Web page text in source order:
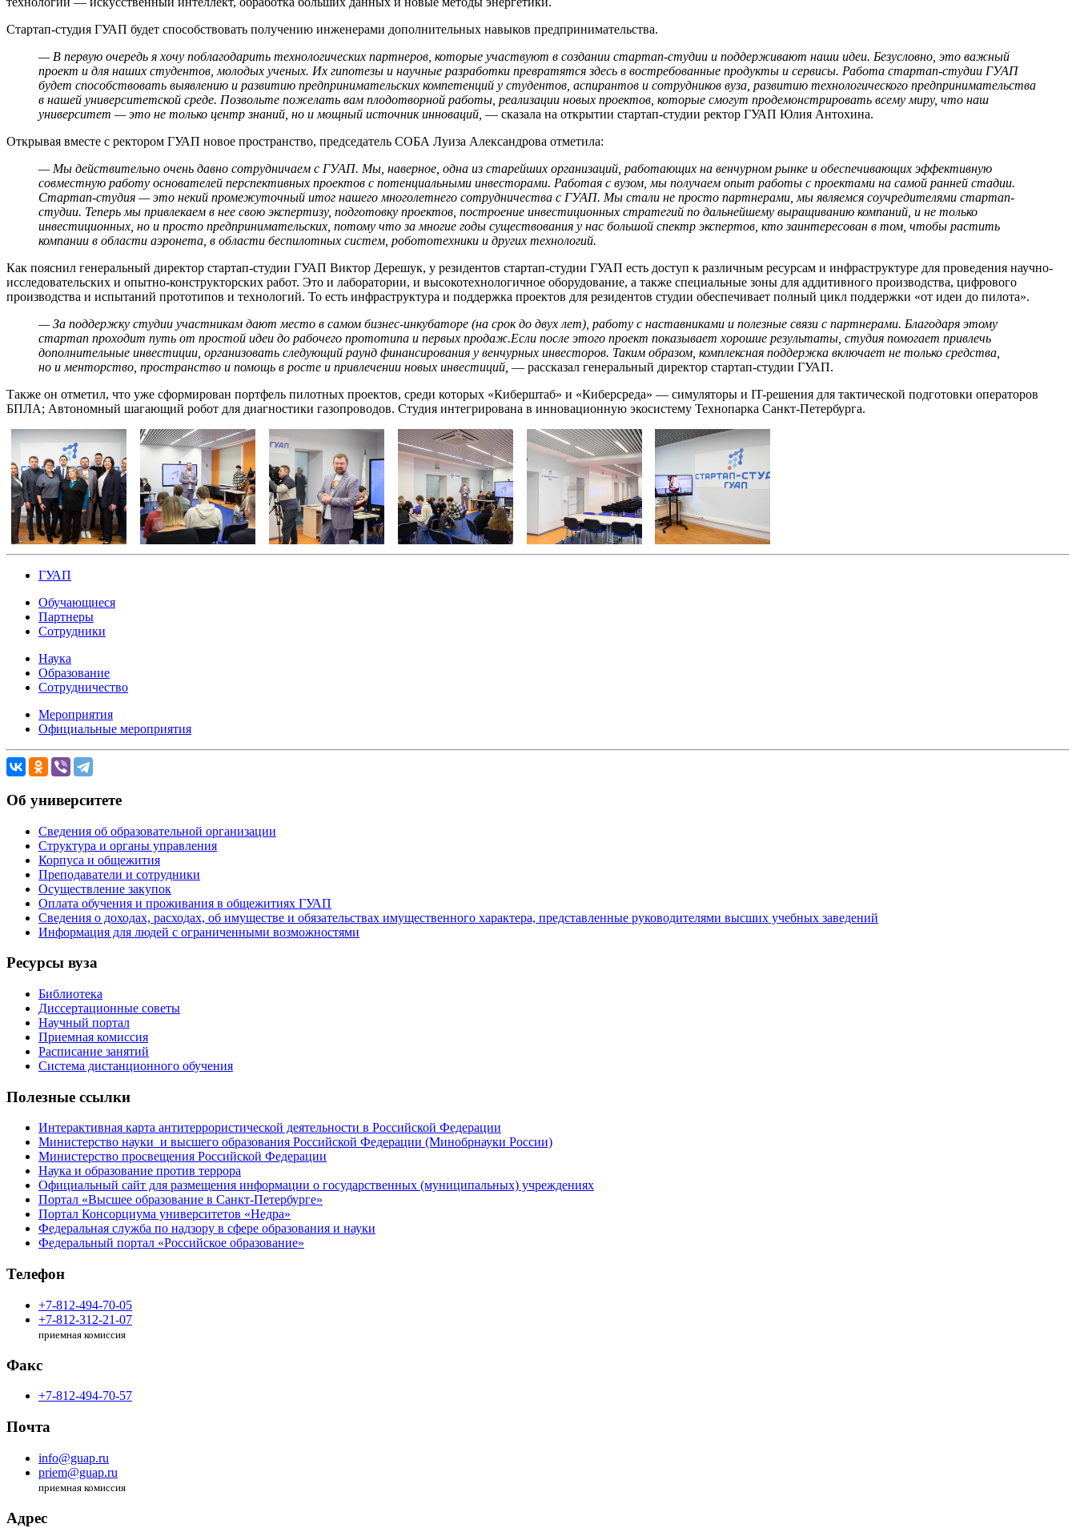
Стартап-студия ГУАП будет способствовать получению инженерами дополнительных навыков предпринимательства.
— В первую очередь я хочу поблагодарить технологических партнеров, которые участвуют в создании стартап-студии и поддерживают наши идеи. Безусловно, это важный
проект и для наших студентов, молодых ученых. Их гипотезы и научные разработки превратятся здесь в востребованные продукты и сервисы. Работа стартап-студии ГУАП
будет способствовать выявлению и развитию предпринимательских компетенций у студентов, аспирантов и сотрудников вуза, развитию технологического предпринимательства
в нашей университетской среде. Позвольте пожелать вам плодотворной работы, реализации новых проектов, которые смогут продемонстрировать всему миру, что наш
университет — это не только центр знаний, но и мощный источник инноваций, — сказала на открытии стартап-студии ректор ГУАП Юлия Антохина.
Открывая вместе с ректором ГУАП новое пространство, председатель СОБА Луиза Александрова отметила:
— Мы действительно очень давно сотрудничаем с ГУАП. Мы, наверное, одна из старейших организаций, работающих на венчурном рынке и обеспечивающих эффективную
совместную работу основателей перспективных проектов с потенциальными инвесторами. Работая с вузом, мы получаем опыт работы с проектами на самой ранней стадии.
Стартап-студия — это некий промежуточный итог нашего многолетнего сотрудничества с ГУАП. Мы стали не просто партнерами, мы являемся соучредителями стартап-
студии. Теперь мы привлекаем в нее свою экспертизу, подготовку проектов, построение инвестиционных стратегий по дальнейшему выращиванию компаний, и не только
инвестиционных, но и просто предпринимательских, потому что за многие годы существования у нас большой спектр экспертов, кто заинтересован в том, чтобы растить
компании в области аэронета, в области беспилотных систем, робототехники и других технологий.
Как пояснил генеральный директор стартап-студии ГУАП Виктор Дерешук, у резидентов стартап-студии ГУАП есть доступ к различным ресурсам и инфраструктуре для проведения научно-
исследовательских и опытно-конструкторских работ. Это и лаборатории, и высокотехнологичное оборудование, а также специальные зоны для аддитивного производства, цифрового
производства и испытаний прототипов и технологий. То есть инфраструктура и поддержка проектов для резидентов студии обеспечивает полный цикл поддержки «от идеи до пилота».
— За поддержку студии участникам дают место в самом бизнес-инкубаторе (на срок до двух лет), работу с наставниками и полезные связи с партнерами. Благодаря этому
стартап проходит путь от простой идеи до рабочего прототипа и первых продаж.Если после этого проект показывает хорошие результаты, студия помогает привлечь
дополнительные инвестиции, организовать следующий раунд финансирования у венчурных инвесторов. Таким образом, комплексная поддержка включает не только средства,
но и менторство, пространство и помощь в росте и привлечении новых инвестиций, — рассказал генеральный директор стартап-студии ГУАП.
Также он отметил, что уже сформирован портфель пилотных проектов, среди которых «Киберштаб» и «Киберсреда» — симуляторы и IT-решения для тактической подготовки операторов
БПЛА; Автономный шагающий робот для диагностики газопроводов. Студия интегрирована в инновационную экосистему Технопарка Санкт-Петербурга.
ГУАП
Обучающиеся
Партнеры
Сотрудники
Наука
Образование
Сотрудничество
Мероприятия
Официальные мероприятия
Об университете
Сведения об образовательной организации
Структура и органы управления
Корпуса и общежития
Преподаватели и сотрудники
Осуществление закупок
Оплата обучения и проживания в общежитиях ГУАП
Сведения о доходах, расходах, об имуществе и обязательствах имущественного характера, представленные руководителями высших учебных заведений
Информация для людей с ограниченными возможностями
Ресурсы вуза
Библиотека
Диссертационные советы
Научный портал
Приемная комиссия
Расписание занятий
Система дистанционного обучения
Полезные ссылки
Интерактивная карта антитеррористической деятельности в Российской Федерации
Министерство науки и высшего образования Российской Федерации (Минобрнауки России)
Министерство просвещения Российской Федерации
Наука и образование против террора
Официальный сайт для размещения информации о государственных (муниципальных) учреждениях
Портал «Высшее образование в Санкт-Петербурге»
Портал Консорциума университетов «Недра»
Федеральная служба по надзору в сфере образования и науки
Федеральный портал «Российское образование»
Телефон
+7-812-494-70-05
+7-812-312-21-07
приемная комиссия
Факс
+7-812-494-70-57
Почта
info@guap.ru
priem@guap.ru
приемная комиссия
Адрес